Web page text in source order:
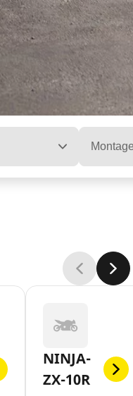
Montage
NINJA-
ZX-10R